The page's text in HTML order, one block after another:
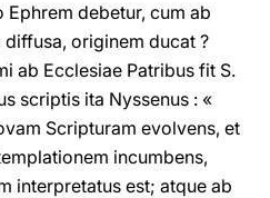
debetur, cum ab
originem ducat ?
ab Ecclesiae Patribus fit S.
scriptis ita Nyssenus : «
Scripturam evolvens, et
incumbens,
interpretatus est; atque ab